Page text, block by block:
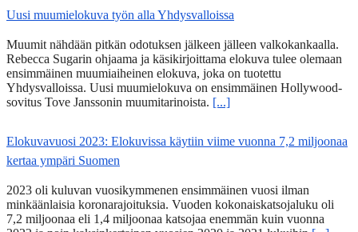
Uusi muumielokuva työn alla Yhdysvalloissa
Muumit nähdään pitkän odotuksen jälkeen jälleen valkokankaalla.
Rebecca Sugarin ohjaama ja käsikirjoittama elokuva tulee olemaan
ensimmäinen muumiaiheinen elokuva, joka on tuotettu
Yhdysvalloissa. Uusi muumielokuva on ensimmäinen Hollywood-
sovitus Tove Janssonin muumitarinoista. [...]
Elokuvavuosi 2023: Elokuvissa käytiin viime vuonna 7,2 miljoonaa
kertaa ympäri Suomen
2023 oli kuluvan vuosikymmenen ensimmäinen vuosi ilman
minkäänlaisia koronarajoituksia. Vuoden kokonaiskatsojaluku oli
7,2 miljoonaa eli 1,4 miljoonaa katsojaa enemmän kuin vuonna